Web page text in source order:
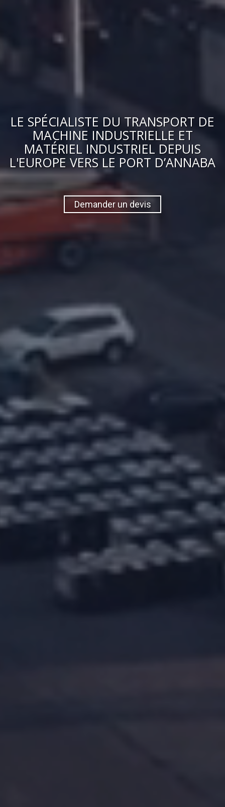
LE SPÉCIALISTE DU TRANSPORT DE
MACHINE INDUSTRIELLE ET
MATÉRIEL INDUSTRIEL DEPUIS
L'EUROPE VERS LE PORT D’ANNABA
Demander un devis